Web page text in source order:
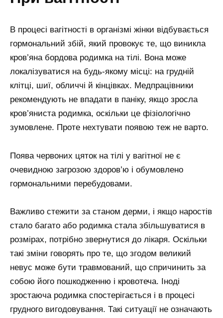
В процесі вагітності в організмі жінки відбувається
гормональний збій, який провокує те, що виникла
кров’яна бордова родимка на тілі. Вона може
локалізуватися на будь-якому місці: на грудній
клітці, шиї, обличчі й кінцівках. Медпрацівники
рекомендують не впадати в паніку, якщо зросла
кров’яниста родимка, оскільки це фізіологічно
зумовлене. Проте нехтувати появою теж не варто.
Поява червоних цяток на тілі у вагітної не є
очевидною загрозою здоров’ю і обумовлено
гормональними перебудовами.
Важливо стежити за станом дерми, і якщо наростів
стало багато або родимка стала збільшуватися в
розмірах, потрібно звернутися до лікаря. Оскільки
такі зміни говорять про те, що згодом великий
невус може бути травмований, що спричинить за
собою його пошкодженню і кровотеча. Іноді
зростаюча родимка спостерігається і в процесі
грудного вигодовування. Такі ситуації не означають